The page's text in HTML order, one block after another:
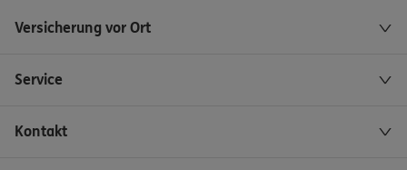
Versicherung vor Ort
Service
Kontakt